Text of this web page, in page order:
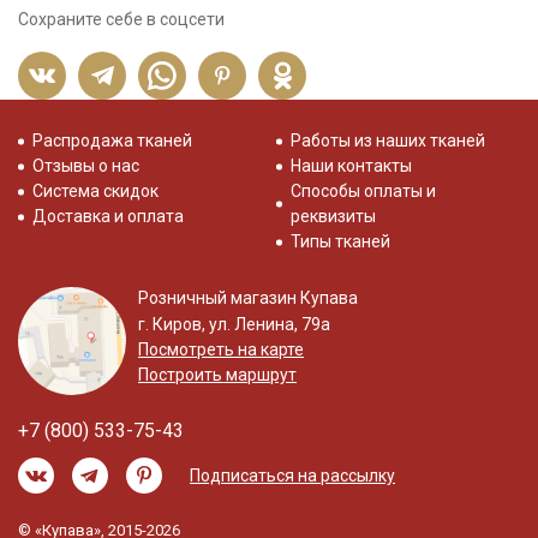
Сохраните себе в соцсети
Распродажа тканей
Отзывы о нас
Система скидок
Доставка и оплата
Работы из наших тканей
Наши контакты
Способы оплаты и
реквизиты
Типы тканей
Розничный магазин Купава
г. Киров, ул. Ленина, 79а
Посмотреть на карте
Построить маршрут
+7 (800) 533-75-43
Подписаться на рассылку
© «Купава», 2015-2026